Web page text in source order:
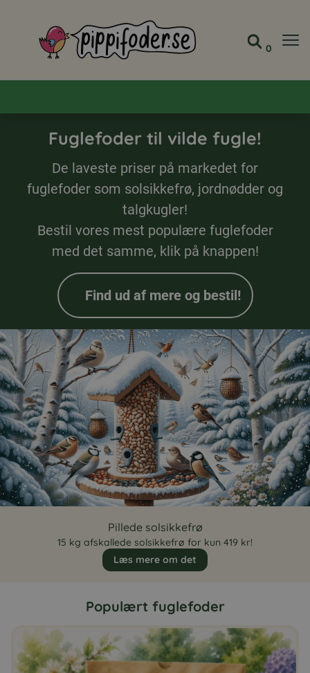
Pippifoder logo Gå til
Se
0
Fuglefoder til vilde fugle!
De laveste priser på markedet for
fuglefoder som solsikkefrø, jordnødder og
talgkugler!
Bestil vores mest populære fuglefoder
med det samme, klik på knappen!
Find ud af mere og bestil!
Pillede solsikkefrø
15 kg afskallede solsikkefrø for kun 419 kr!
Læs mere om det
Populært fuglefoder